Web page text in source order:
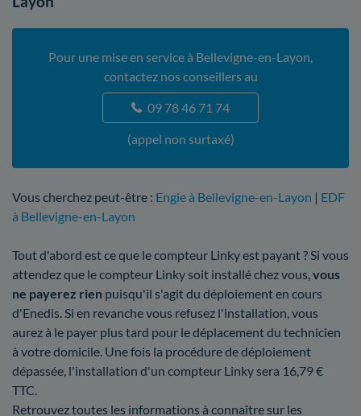
Pour une mise en service à Bellevigne-en-Layon,
contactez nos conseillers au
09 78 46 71 74
(appel non surtaxé)
Vous cherchez peut-être : Engie à Bellevigne-en-Layon | EDF
à Bellevigne-en-Layon
Tout d'abord est ce que le compteur Linky est payant ? Si vous
attendez que le compteur Linky soit installé chez vous,vous
ne payerez rien puisqu'il s'agit du déploiement en cours
d'Enedis. Si en revanche vous refusez l'installation, vous
aurez à le payer plus tard pour le déplacement du technicien
à votre domicile. Une fois la procédure de déploiement
dépassée, l'installation d'un compteur Linky sera 16,79 €
TTC.
Retrouvez toutes les informations à connaître sur les